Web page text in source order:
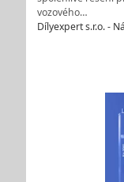
Kvalitní autodíly
zbytečných
Hledáte spolehlivé
Díly expert s.r.o.
nákladní vozidla
Dílyexpert s.r.o. -